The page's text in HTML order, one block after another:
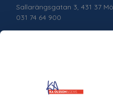
Sallarängsgatan 3, 431 37
031 74 64 900